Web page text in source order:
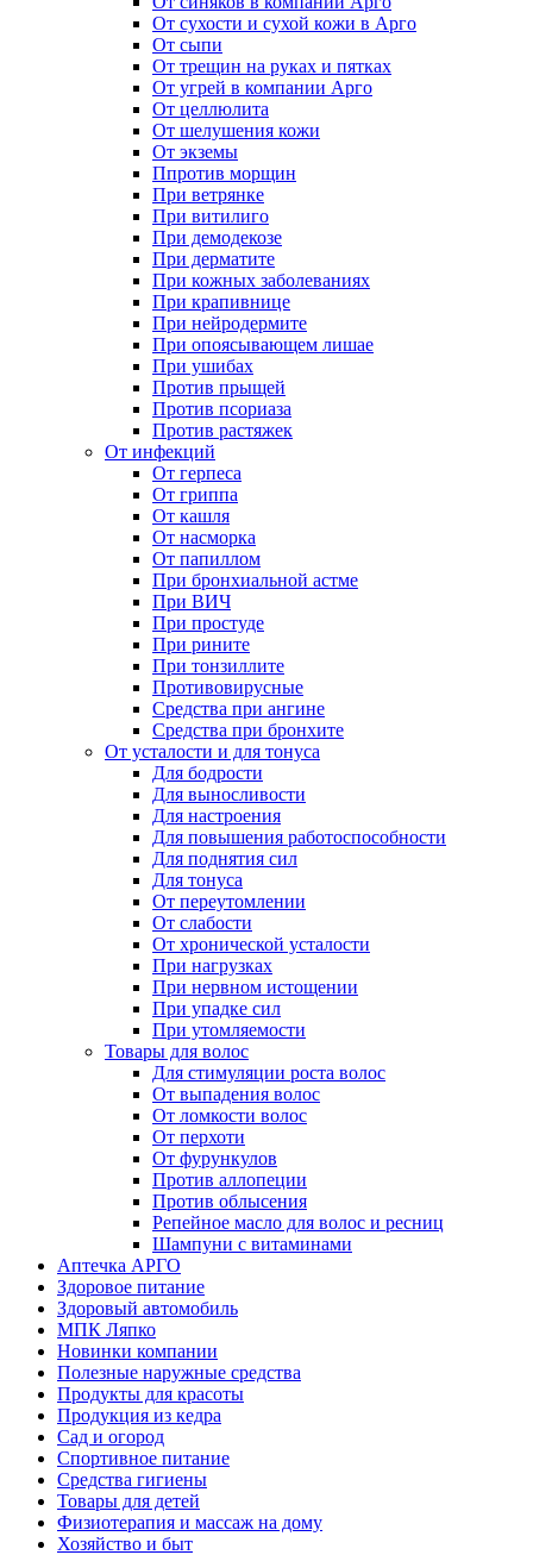
От сухости и сухой кожи в Арго
От сыпи
От трещин на руках и пятках
От угрей в компании Арго
От целлюлита
От шелушения кожи
От экземы
Ппротив морщин
При ветрянке
При витилиго
При демодекозе
При дерматите
При кожных заболеваниях
При крапивнице
При нейродермите
При опоясывающем лишае
При ушибах
Против прыщей
Против псориаза
Против растяжек
От инфекций
От герпеса
От гриппа
От кашля
От насморка
От папиллом
При бронхиальной астме
При ВИЧ
При простуде
При рините
При тонзиллите
Противовирусные
Средства при ангине
Средства при бронхите
От усталости и для тонуса
Для бодрости
Для выносливости
Для настроения
Для повышения работоспособности
Для поднятия сил
Для тонуса
От переутомлении
От слабости
От хронической усталости
При нагрузках
При нервном истощении
При упадке сил
При утомляемости
Товары для волос
Для стимуляции роста волос
От выпадения волос
От ломкости волос
От перхоти
От фурункулов
Против аллопеции
Против облысения
Репейное масло для волос и ресниц
Шампуни с витаминами
Аптечка АРГО
Здоровое питание
Здоровый автомобиль
МПК Ляпко
Новинки компании
Полезные наружные средства
Продукты для красоты
Продукция из кедра
Сад и огород
Спортивное питание
Средства гигиены
Товары для детей
Физиотерапия и массаж на дому
Хозяйство и быт